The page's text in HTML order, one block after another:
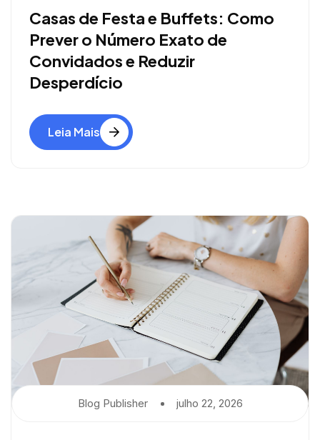
Casas de Festa e Buffets: Como
Prever o Número Exato de
Convidados e Reduzir
Desperdício
Leia Mais
Blog Publisher Julho 22, 2026